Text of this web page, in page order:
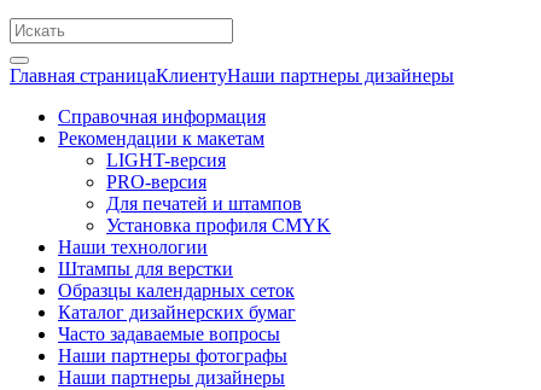
Главная страницаКлиентуНаши партнеры дизайнеры
Справочная информация
Рекомендации к макетам
LIGHT-версия
PRO-версия
Для печатей и штампов
Установка профиля CMYK
Наши технологии
Штампы для верстки
Образцы календарных сеток
Каталог дизайнерских бумаг
Часто задаваемые вопросы
Наши партнеры фотографы
Наши партнеры дизайнеры